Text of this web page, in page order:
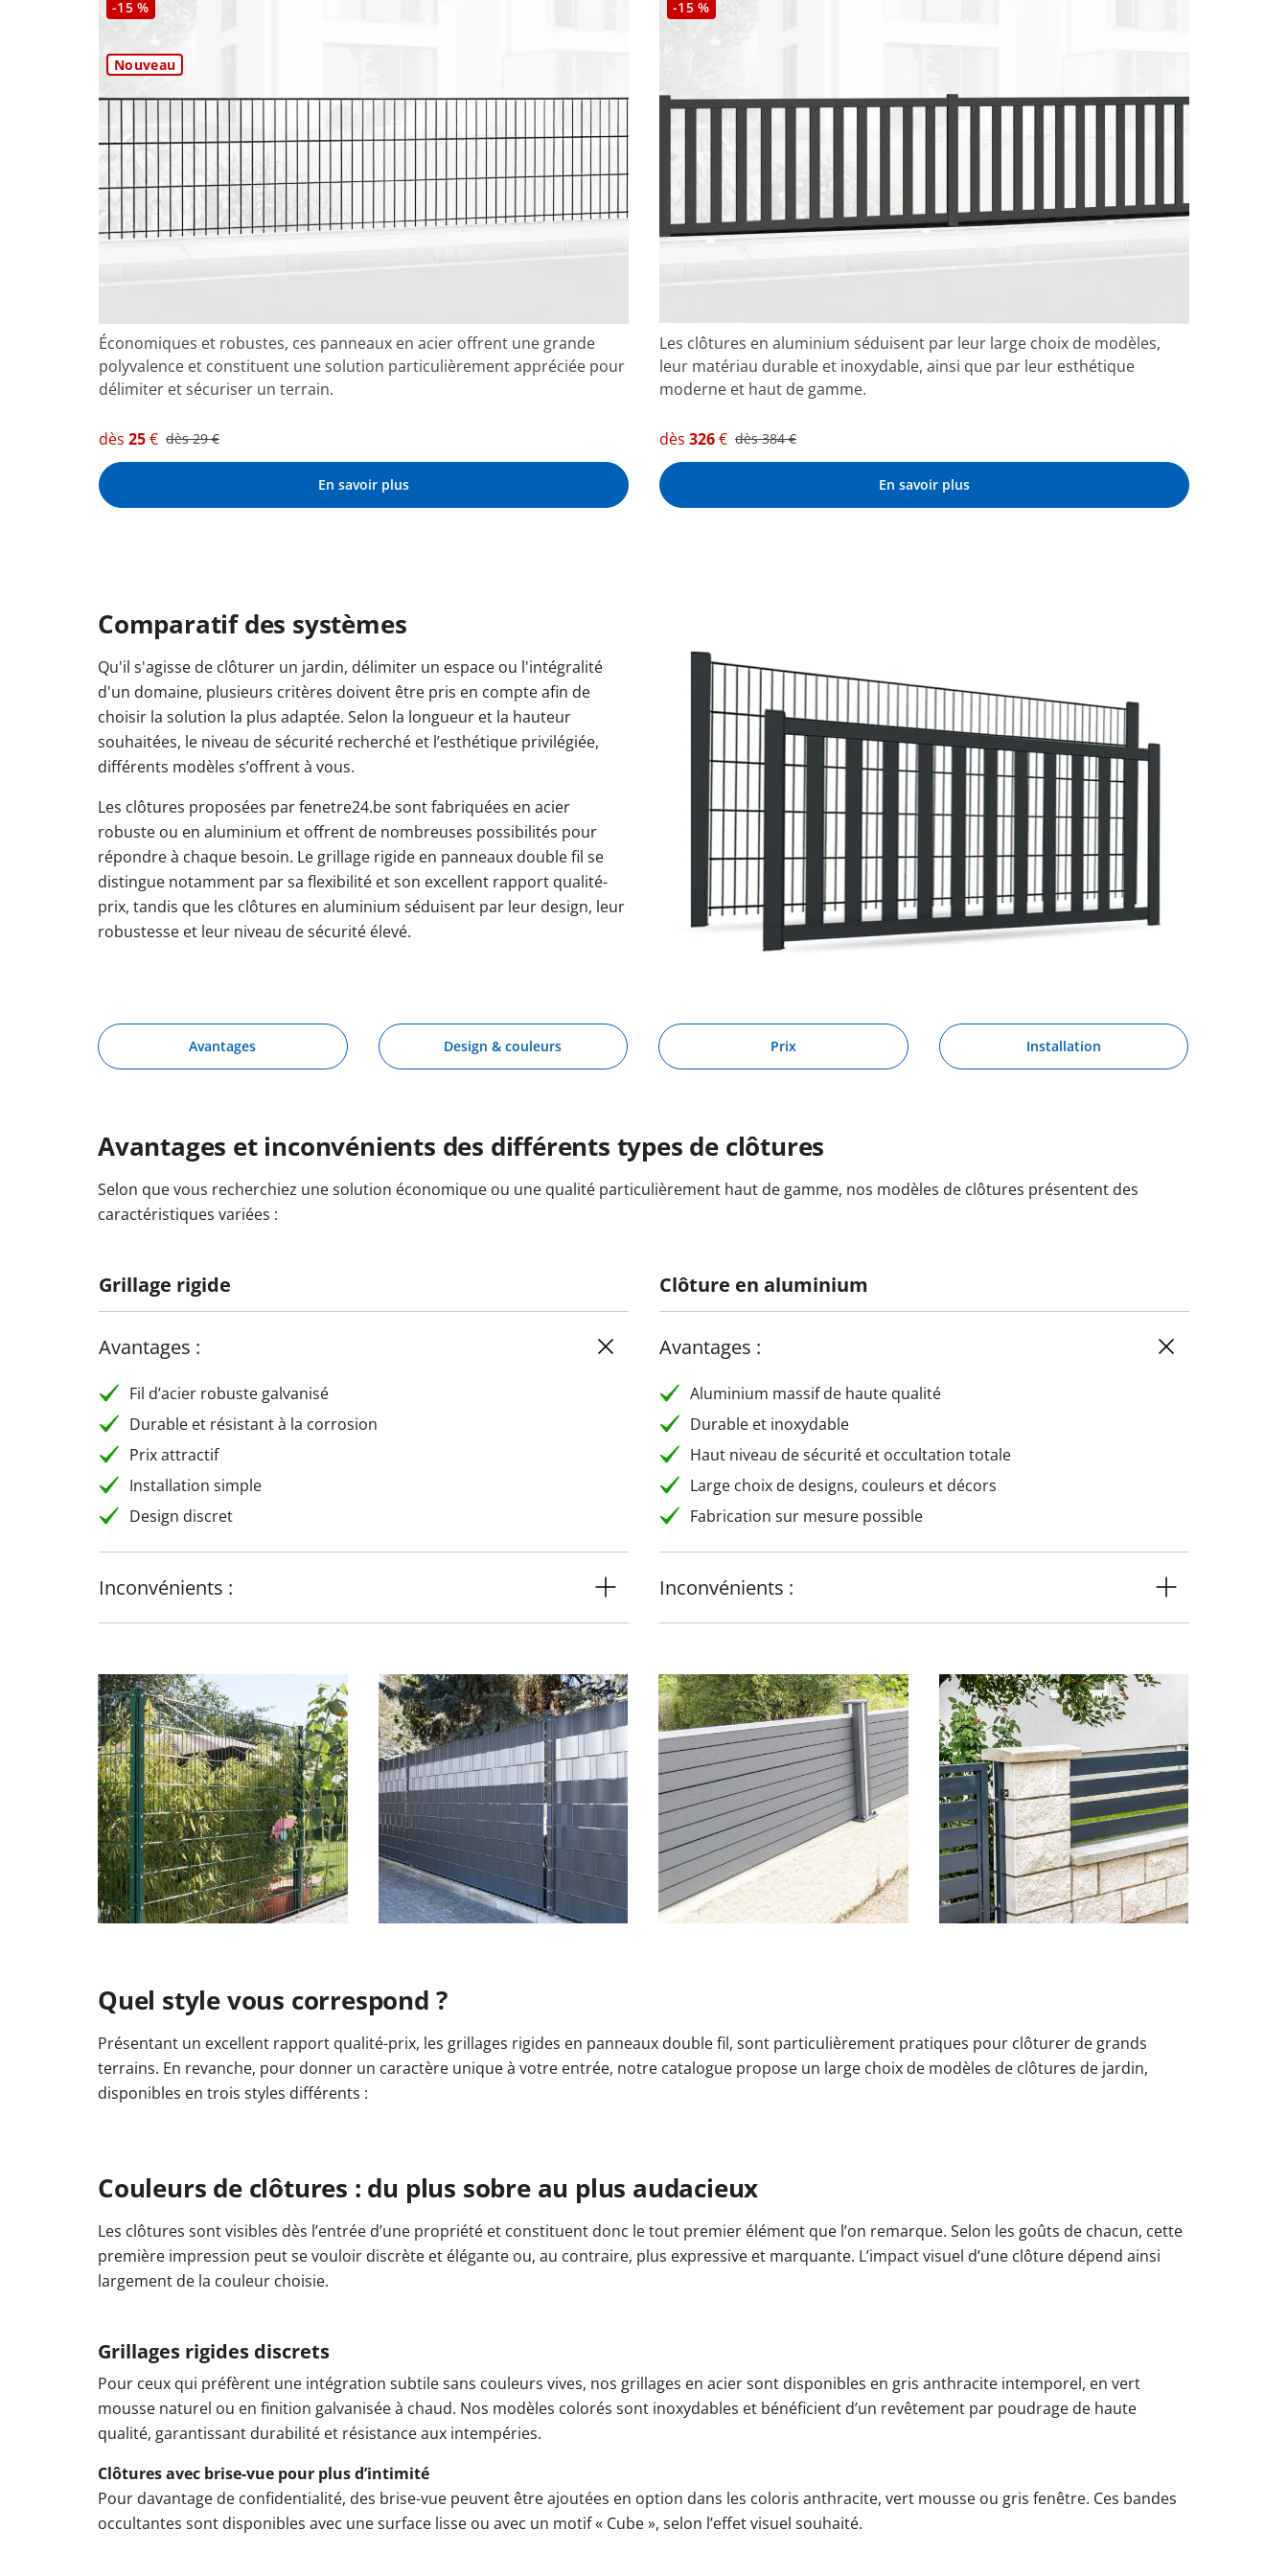
-15 %
Nouveau
Économiques et robustes, ces panneaux en acier offrent une grande
polyvalence et constituent une solution particulièrement appréciée pour
délimiter et sécuriser un terrain.
dès 25€ dès29€
En savoir plus
-15 %
Les clôtures en aluminium séduisent par leur large choix de modèles,
leur matériau durable et inoxydable, ainsi que par leur esthétique
moderne et haut de gamme.
dès 326€ dès384€
En savoir plus
Comparatif des systèmes
Qu'il s'agisse de clôturer un jardin, délimiter un espace ou l'intégralité
d'un domaine, plusieurs critères doivent être pris en compte afin de
choisir la solution la plus adaptée. Selon la longueur et la hauteur
souhaitées, le niveau de sécurité recherché et l’esthétique privilégiée,
différents modèles s’offrent à vous.
Les clôtures proposées par fenetre24.be sont fabriquées en acier
robuste ou en aluminium et offrent de nombreuses possibilités pour
répondre à chaque besoin. Le grillage rigide en panneaux double fil se
distingue notamment par sa flexibilité et son excellent rapport qualité-
prix, tandis que les clôtures en aluminium séduisent par leur design, leur
robustesse et leur niveau de sécurité élevé.
Avantages Design & couleurs Prix Installation
Avantages et inconvénients des différents types de clôtures
Selon que vous recherchiez une solution économique ou une qualité particulièrement haut de gamme, nos modèles de clôtures présentent des
caractéristiques variées :
Grillage rigide
Avantages :
Fil d’acier robuste galvanisé
Durable et résistant à la corrosion
Prix attractif
Installation simple
Design discret
Inconvénients :
Clôture en aluminium
Avantages :
Aluminium massif de haute qualité
Durable et inoxydable
Haut niveau de sécurité et occultation totale
Large choix de designs, couleurs et décors
Fabrication sur mesure possible
Inconvénients :
Quel style vous correspond ?
Présentant un excellent rapport qualité-prix, les grillages rigides en panneaux double fil, sont particulièrement pratiques pour clôturer de grands
terrains. En revanche, pour donner un caractère unique à votre entrée, notre catalogue propose un large choix de modèles de clôtures de jardin,
disponibles en trois styles différents :
Couleurs de clôtures : du plus sobre au plus audacieux
Les clôtures sont visibles dès l’entrée d’une propriété et constituent donc le tout premier élément que l’on remarque. Selon les goûts de chacun, cette
première impression peut se vouloir discrète et élégante ou, au contraire, plus expressive et marquante. L’impact visuel d’une clôture dépend ainsi
largement de la couleur choisie.
Grillages rigides discrets
Pour ceux qui préfèrent une intégration subtile sans couleurs vives, nos grillages en acier sont disponibles en gris anthracite intemporel, en vert
mousse naturel ou en finition galvanisée à chaud. Nos modèles colorés sont inoxydables et bénéficient d’un revêtement par poudrage de haute
qualité, garantissant durabilité et résistance aux intempéries.
Clôtures avec brise-vue pour plus d’intimité
Pour davantage de confidentialité, des brise-vue peuvent être ajoutées en option dans les coloris anthracite, vert mousse ou gris fenêtre. Ces bandes
occultantes sont disponibles avec une surface lisse ou avec un motif « Cube », selon l’effet visuel souhaité.